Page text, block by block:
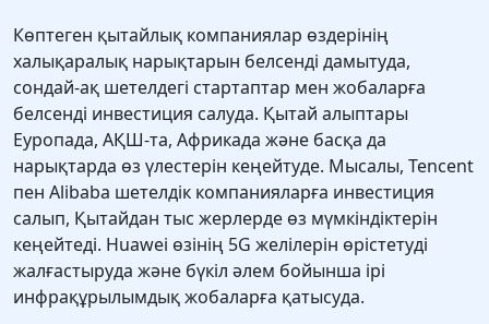
Көптеген қытайлық компаниялар өздерінің
халықаралық нарықтарын белсенді дамытуда,
сондай-ақ шетелдегі стартаптар мен жобаларға
белсенді инвестиция салуда. Қытай алыптары
Еуропада, АҚШ-та, Африкада және басқа да
нарықтарда өз үлестерін кеңейтуде. Мысалы, Tencent
пен Alibaba шетелдік компанияларға инвестиция
салып, Қытайдан тыс жерлерде өз мүмкіндіктерін
кеңейтеді. Huawei өзінің 5G желілерін өрістетуді
жалғастыруда және бүкіл әлем бойынша ірі
инфрақұрылымдық жобаларға қатысуда.